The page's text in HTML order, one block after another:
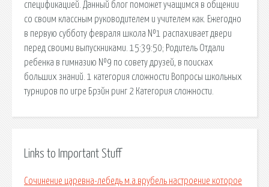
спецификацией. Данный блог поможет учащимся в общении
со своим классным руководителем и учителем как. Ежегодно
в первую субботу февраля школа №1 распахивает двери
перед своими выпускниками. 15:39:50; Родитель Отдали
ребенка в гимназию №9 по совету друзей, в поисках
больших знаний. 1 категория сложности Вопросы школьных
турниров по игре Брэйн ринг 2 Категория сложности.
Links to Important Stuff
Сочинение царевна-лебедь м.а.врубель настроение которое